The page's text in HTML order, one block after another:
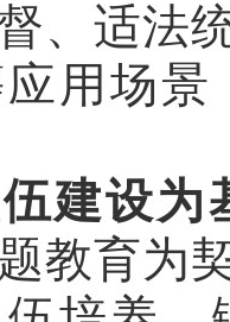
、适法
用场
建设为
教育为